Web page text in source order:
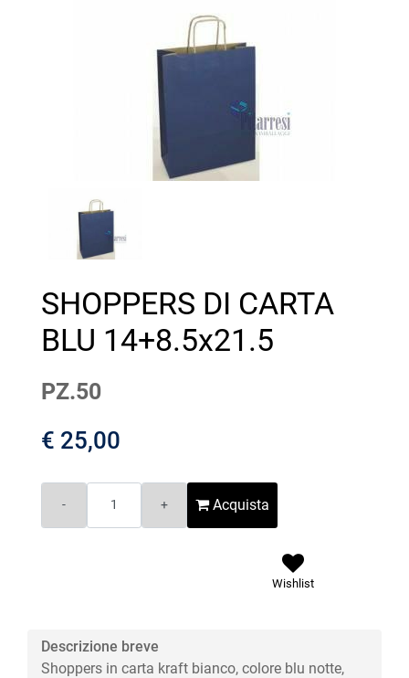
SHOPPERS DI CARTA
BLU 14+8.5x21.5
PZ.50
€ 25,00
Acquista
Wishlist
Descrizione breve
Shoppers in carta kraft bianco, colore blu notte,